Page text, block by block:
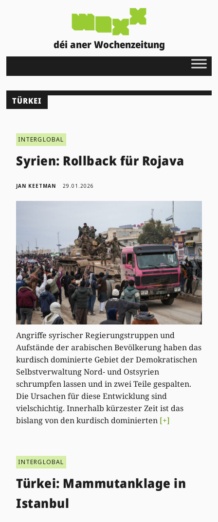
déi aner Wochenzeitung
TÜRKEI
INTERGLOBAL
Syrien: Rollback für Rojava
JAN KEETMAN 29.01.2026
Angriffe syrischer Regierungstruppen und
Aufstände der arabischen Bevölkerung haben das
kurdisch dominierte Gebiet der Demokratischen
Selbstverwaltung Nord- und Ostsyrien
schrumpfen lassen und in zwei Teile gespalten.
Die Ursachen für diese Entwicklung sind
vielschichtig. Innerhalb kürzester Zeit ist das
bislang von den kurdisch dominierten [+]
INTERGLOBAL
Türkei: Mammutanklage in
Istanbul